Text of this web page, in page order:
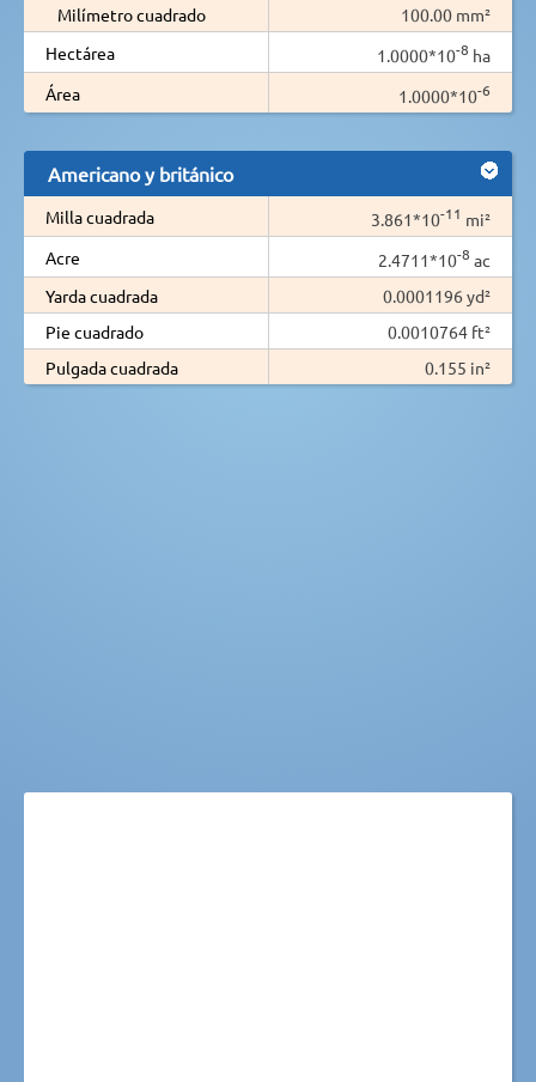
Milímetro cuadrado
100.00 mm²
Hectárea
1.0000*10-8 ha
Área
1.0000*10-6
Americano y británico
Milla cuadrada 3.861*10-11 mi²
Acre
2.4711*10-8 ac
Yarda cuadrada
0.0001196 yd²
Pie cuadrado
0.0010764 ft²
Pulgada cuadrada
0.155 in²